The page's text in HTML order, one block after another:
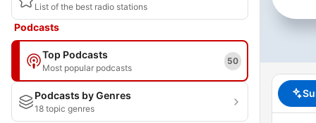
List of the best radio stations
Podcasts
Top Podcasts
Most popular podcasts
50
Podcasts by Genres
18 topic genres